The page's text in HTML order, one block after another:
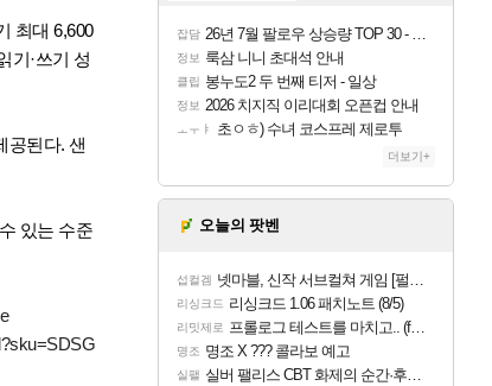
최대 6,600
기·쓰기 성
공된다. 샌
있는 수준
잡담 26년 7월 팔로우 상승량 TOP 30 - 월간 치지직
정보 룩삼 니니 초대석 안내
클립 봉누도2 두 번째 티저 - 일상
정보 2026 치지직 이리대회 오픈컵 안내
ㅗㅜㅑ 초ㅇㅎ) 수녀 코스프레 제로투
더보기+
오늘의 팟벤
섭컬겜 넷마블, 신작 서브컬쳐 게임 [펄 인 블루] 티저 사이트 오픈
리싱크드 리싱크드 1.06 패치노트 (8/5)
리밋제로 프롤로그 테스트를 마치고.. (feat. 리아)
명조 명조 X ??? 콜라보 예고
실팰 실버 팰리스 CBT 화제의 순간·후기 모음